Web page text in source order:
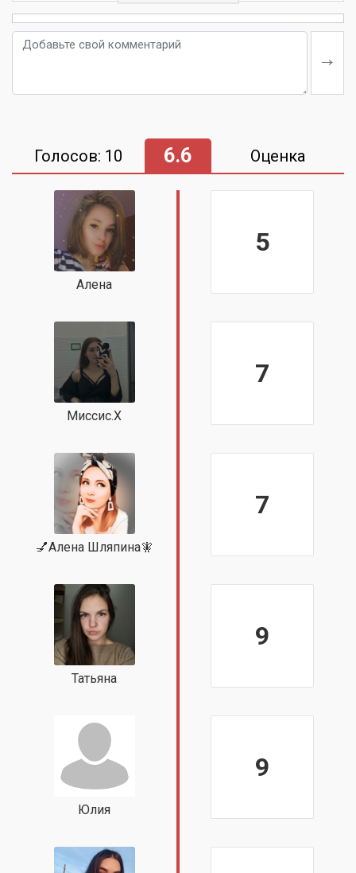
Голосов: 10 6.6 Оценка
Алена
5
Миссис.Х
7
💅Алена Шляпина🧚
7
Татьяна
9
Юлия
9